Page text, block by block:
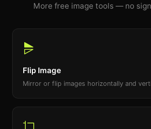
More free image tools — no
Flip Image
Mirror or flip images horizontally and